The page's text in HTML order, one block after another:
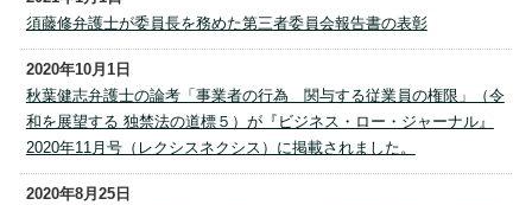
須藤修弁護士が委員長を務めた第三者委員会報告書の表彰
2020年10月1日
秋葉健志弁護士の論考「事業者の行為 関与する従業員の権限」（令
和を展望する 独禁法の道標５）が『ビジネス・ロー・ジャーナル』
2020年11月号（レクシスネクシス）に掲載されました。
2020年8月25日